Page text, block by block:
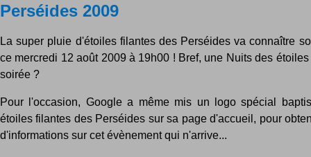
Perséides 2009
La super pluie d'étoiles filantes des Perséides va connaître
ce mercredi 12 août 2009 à 19h00 ! Bref, une Nuits des
soirée ?
Pour l'occasion, Google a même mis un logo spécial
étoiles filantes des Perséides sur sa page d'accueil, pour
d'informations sur cet évènement qui n'arrive...